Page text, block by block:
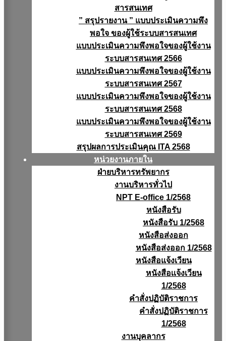
สารสนเทศ
” สรุปรายงาน ” แบบประเมินความพึง
พอใจ ของผู้ใช้ระบบสารสนเทศ
แบบประเมินความพึงพอใจของผู้ใช้งาน
ระบบสารสนเทศ 2566
แบบประเมินความพึงพอใจของผู้ใช้งาน
ระบบสารสนเทศ 2567
แบบประเมินความพึงพอใจของผู้ใช้งาน
ระบบสารสนเทศ 2568
แบบประเมินความพึงพอใจของผู้ใช้งาน
ระบบสารสนเทศ 2569
สรุปผลการประเมินคุณ ITA 2568
หน่วยงานภายใน
ฝ่ายบริหารทรัพยากร
งานบริหารทั่วไป
NPT E-office 1/2568
หนังสือรับ
หนังสือรับ 1/2568
หนังสือส่งออก
หนังสือส่งออก 1/2568
หนังสือแจ้งเวียน
หนังสือเเจ้งเวียน
1/2568
คำสั่งปฏิบัติราชการ
คำสั่งปฏิบัติราชการ
1/2568
งานบุคลากร